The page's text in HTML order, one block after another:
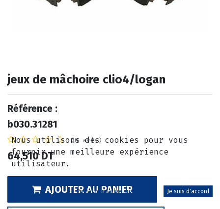
jeux de mâchoire clio4/logan
Référence :
b030.31281
(0 avis)
64,510DT
AJOUTER AU PANIER
Nous utilisons des cookies pour vous
fournir une meilleure expérience
utilisateur.
Politique relative aux cookies Je suis d'accord